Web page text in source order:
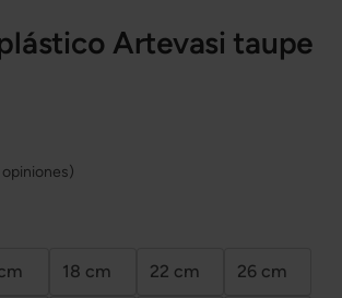
Artevasi taupe
)
18 cm 22 cm 26 cm